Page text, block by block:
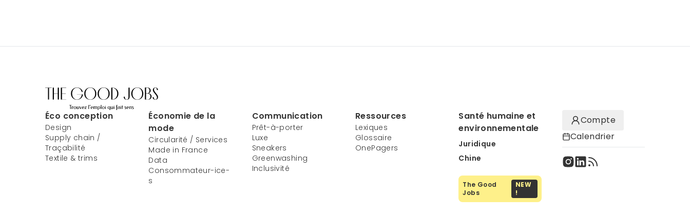
Éco conception
Design
Supply chain /
Traçabilité
Textile & trims
Économie de la
mode
Circularité / Services
Made in France
Data
Consommateur-ice-
s
Communication
Prêt-à-porter
Luxe
Sneakers
Greenwashing
Inclusivité
Ressources
Lexiques
Glossaire
OnePagers
Santé humaine et
environnementale
Juridique
Chine
The Good
Jobs
NEW
!
Compte
Calendrier